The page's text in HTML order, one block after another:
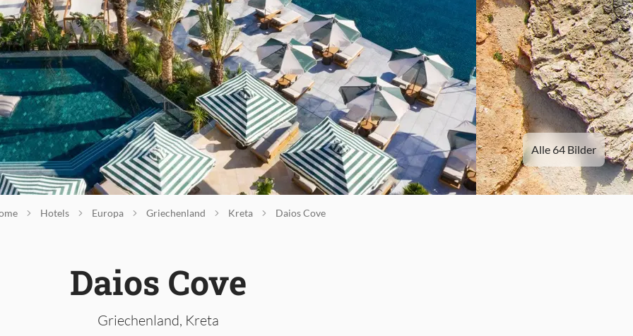
Alle 64 Bilder
Hotels Europa Griechenland Kreta Daios Cove
Daios Cove
Griechenland, Kreta